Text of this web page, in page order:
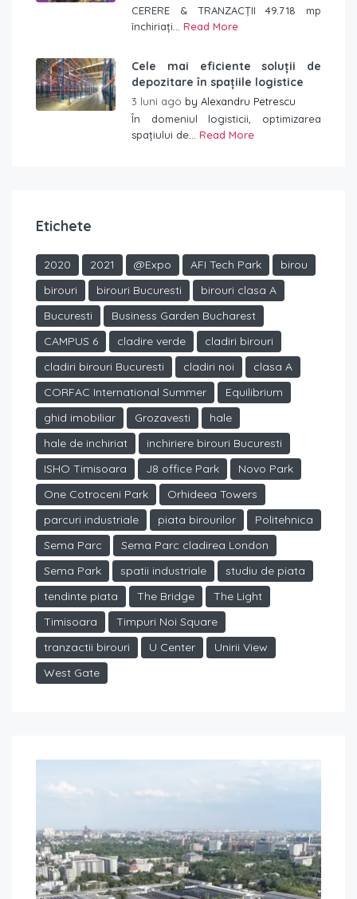
CERERE & TRANZACȚII 49.718 mp
închiriați... Read More
Cele mai eficiente soluții de
depozitare în spațiile logistice
3 luni ago by Alexandru Petrescu
În domeniul logisticii, optimizarea
spațiului de... Read More
Etichete
2020 2021 @Expo AFI Tech Park
birou
birouri
birouri Bucuresti
birouri clasa A
Bucuresti
Business Garden Bucharest
CAMPUS 6
cladire verde
cladiri birouri
cladiri birouri Bucuresti
cladiri noi
clasa A
CORFAC International Summer
Equilibrium
ghid imobiliar
Grozavesti
hale
hale de inchiriat
inchiriere birouri Bucuresti
ISHO Timisoara
J8 office Park
Novo Park
One Cotroceni Park
Orhideea Towers
parcuri industriale
piata birourilor
Politehnica
Sema Parc
Sema Parc cladirea London
Sema Park
spatii industriale
studiu de piata
tendinte piata
The Bridge
The Light
Timisoara
Timpuri Noi Square
tranzactii birouri
U Center
Unirii View
West Gate